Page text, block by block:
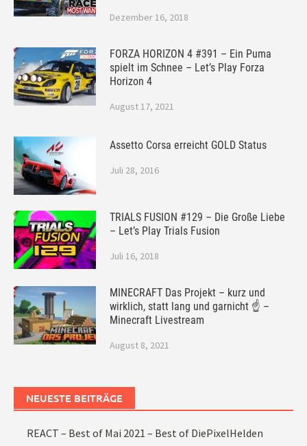
Dezember 16, 2018
FORZA HORIZON 4 #391 – Ein Puma
spielt im Schnee – Let’s Play Forza
Horizon 4
August 17, 2021
Assetto Corsa erreicht GOLD Status
Juli 28, 2016
TRIALS FUSION #129 – Die Große Liebe
– Let’s Play Trials Fusion
Juli 16, 2018
MINECRAFT Das Projekt – kurz und
wirklich, statt lang und garnicht ☝ –
Minecraft Livestream
August 8, 2021
NEUESTE BEITRÄGE
REACT – Best of Mai 2021 – Best of DiePixelHelden